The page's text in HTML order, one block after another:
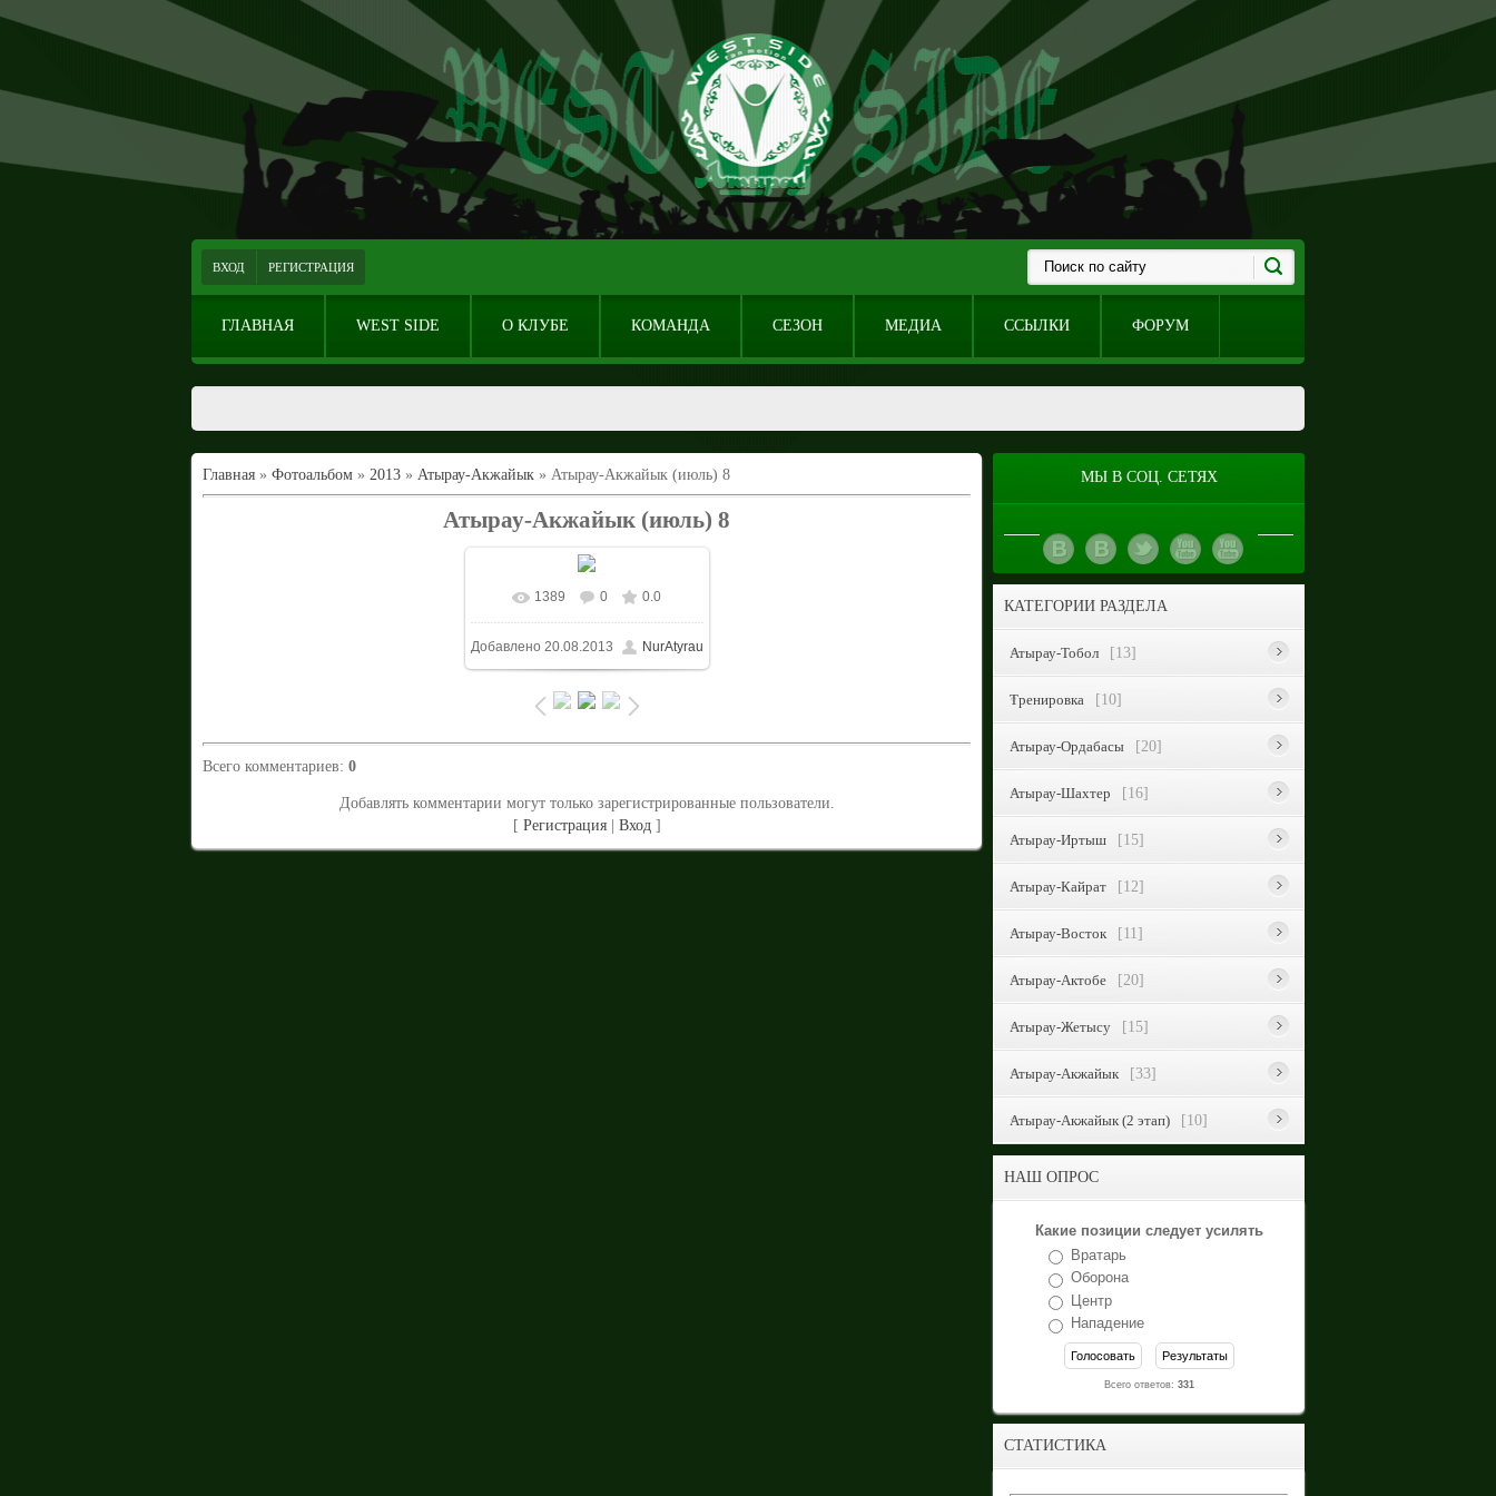
ВХОД РЕГИСТРАЦИЯ
ГЛАВНАЯ WEST SIDE О КЛУБЕ КОМАНДА СЕЗОН МЕДИА ССЫЛКИ ФОРУМ
Главная » Фотоальбом » 2013 » Атырау-Акжайык » Атырау-Акжайык (июль) 8
Атырау-Акжайык (июль) 8
В реальном размере
1024x683/ 375.2Kb
1389 0 0.0
Добавлено 20.08.2013 NurAtyrau
Всего комментариев: 0
Добавлять комментарии могут только зарегистрированные пользователи.
[ Регистрация| Вход]
МЫ В СОЦ. СЕТЯХ
КАТЕГОРИИ РАЗДЕЛА
Атырау-Тобол [13]
Тренировка [10]
Атырау-Ордабасы [20]
Атырау-Шахтер [16]
Атырау-Иртыш [15]
Атырау-Кайрат [12]
Атырау-Восток [11]
Атырау-Актобе [20]
Атырау-Жетысу [15]
Атырау-Акжайык [33]
Атырау-Акжайык (2 этап) [10]
НАШ ОПРОС
Какие позиции следует усилять
Вратарь
Оборона
Центр
Нападение
Всего ответов: 331
СТАТИСТИКА